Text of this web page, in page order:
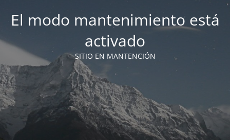
El modo mantenimiento está
activado
SITIO EN MANTENCIÓN